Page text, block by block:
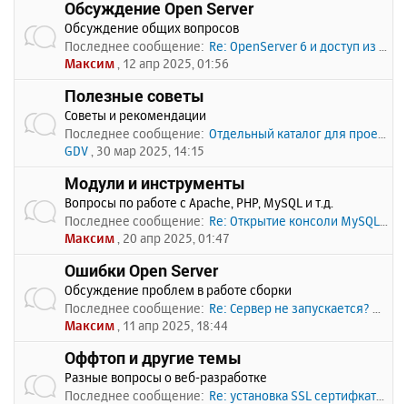
Обсуждение Open Server
Обсуждение общих вопросов
Последнее сообщение: Re: OpenServer 6 и доступ из …
Максим , 12 апр 2025, 01:56
Полезные советы
Советы и рекомендации
Последнее сообщение: Отдельный каталог для проекто…
GDV , 30 мар 2025, 14:15
Модули и инструменты
Вопросы по работе с Apache, PHP, MySQL и т.д.
Последнее сообщение: Re: Открытие консоли MySQL по…
Максим , 20 апр 2025, 01:47
Ошибки Open Server
Обсуждение проблем в работе сборки
Последнее сообщение: Re: Сервер не запускается? Пи…
Максим , 11 апр 2025, 18:44
Оффтоп и другие темы
Разные вопросы о веб-разработке
Последнее сообщение: Re: установка SSL сертифката